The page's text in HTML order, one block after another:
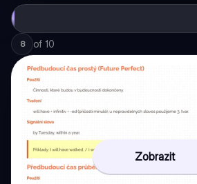
8 of 10
Zobrazit